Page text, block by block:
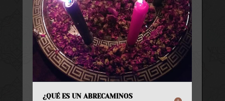
¿QUÉ ES UN ABRECAMINOS